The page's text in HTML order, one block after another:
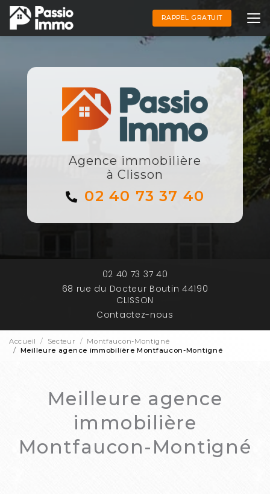
Aller
au
contenu
principal
RAPPEL GRATUIT
Agence immobilière
à Clisson
02 40 73 37 40
02 40 73 37 40
68 rue du Docteur Boutin 44190
CLISSON
Contactez-nous
Accueil Secteur
Montfaucon-Montigné
Meilleure agence immobilière Montfaucon-Montigné
Meilleure agence
immobilière
Montfaucon-Montigné